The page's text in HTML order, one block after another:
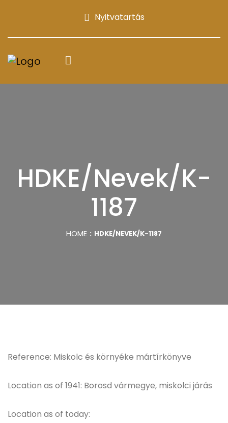
Nyitvatartás
HDKE/Nevek/K-
1187
HOME HDKE/NEVEK/K-1187
Reference: Miskolc és környéke mártírkönyve
Location as of 1941: Borosd vármegye, miskolci járás
Location as of today: